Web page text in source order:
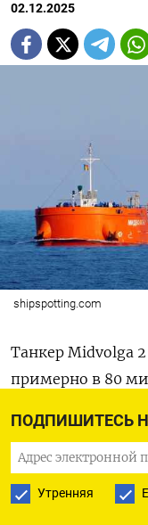
ПОДПИШИТЕСЬ
Утренняя
02.12.2025
shipspotting.com
Танкер Midvolga
примерно в 80
управление по
данным
Грузию и